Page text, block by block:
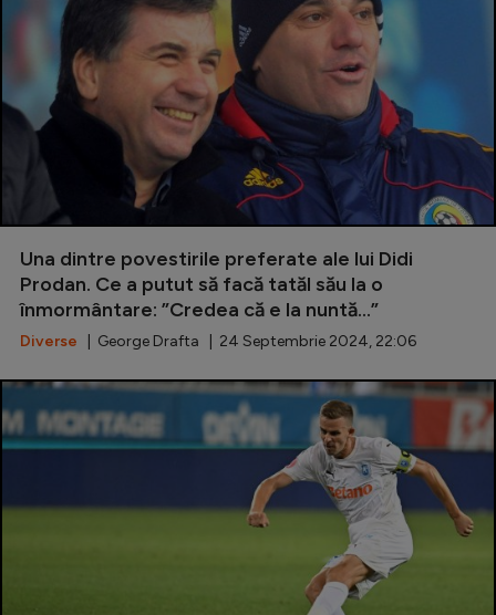
Una dintre povestirile preferate ale lui Didi
Prodan. Ce a putut să facă tatăl său la o
înmormântare: ”Credea că e la nuntă...”
Diverse | George Drafta | 24 Septembrie 2024, 22:06